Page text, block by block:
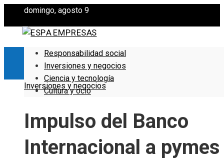
domingo, agosto 9
Responsabilidad social
Inversiones y negocios
Ciencia y tecnología
Cultura y ocio
Inversiones y negocios
Impulso del Banco
Internacional a pymes